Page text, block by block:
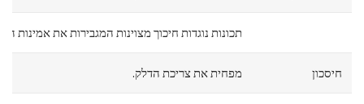
תכונות נוגדות חיכוך מצוינות המגבירות את אמינות
חיסכון מפחית את צריכת הדלק.